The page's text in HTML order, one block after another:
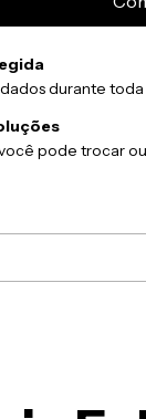
durante
pode trocar